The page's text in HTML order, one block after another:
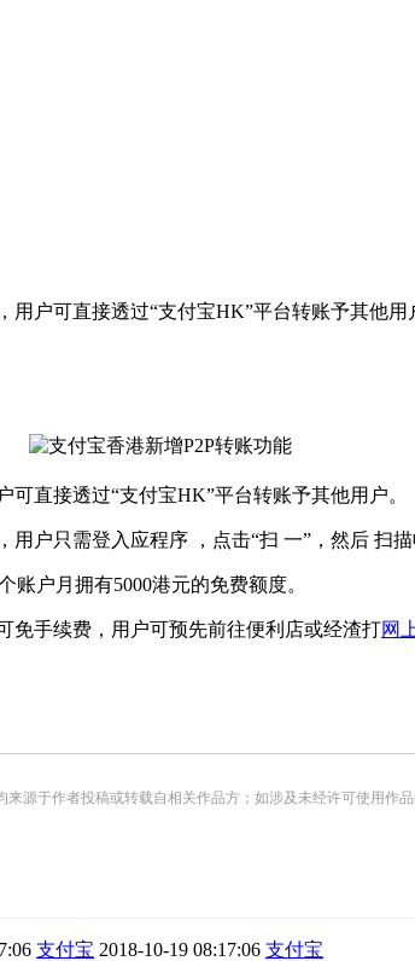
户可直接透过“支付宝HK”平台转账予其他用
直接透过“支付宝HK”平台转账予其他用户。
只需登入应程序 ，点击“扫 一”，然后 扫描
户月拥有5000港元的免费额度。
手续费，用户可预先前往便利店或经渣打网
源于作者投稿或转载自相关作品方；如涉及未经许可使用作品
支付宝 2018-10-19 08:17:06 支付宝